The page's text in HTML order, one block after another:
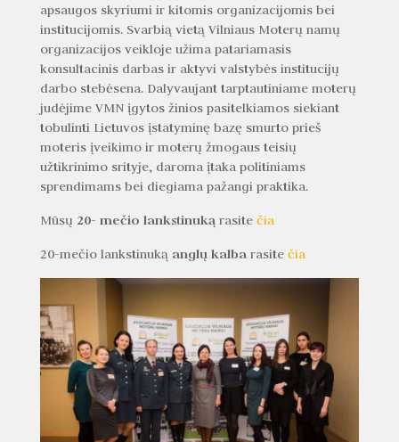
apsaugos skyriumi ir kitomis organizacijomis bei
institucijomis. Svarbią vietą Vilniaus Moterų namų
organizacijos veikloje užima patariamasis
konsultacinis darbas ir aktyvi valstybės institucijų
darbo stebėsena. Dalyvaujant tarptautiniame moterų
judėjime VMN įgytos žinios pasitelkiamos siekiant
tobulinti Lietuvos įstatyminę bazę smurto prieš
moteris įveikimo ir moterų žmogaus teisių
užtikrinimo srityje, daroma įtaka politiniams
sprendimams bei diegiama pažangi praktika.
Mūsų 20- mečio lankstinuką rasite čia
20-mečio lankstinuką anglų kalba rasite čia